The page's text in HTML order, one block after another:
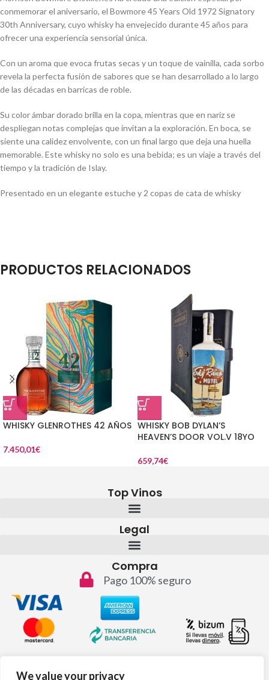
We value your privacy
conmemorar el aniversario, el Bowmore 45 Years Old 1972 Signatory
30th Anniversary, cuyo whisky ha envejecido durante 45 años para
ofrecer una experiencia sensorial única.
Con un aroma que evoca frutas secas y un toque de vainilla, cada sorbo
revela la perfecta fusión de sabores que se han desarrollado a lo largo
de las décadas en barricas de roble.
Su color ámbar dorado brilla en la copa, mientras que en nariz se
despliegan notas complejas que invitan a la exploración. En boca, se
siente una calidez envolvente, con un final largo que deja una huella
memorable. Este whisky no solo es una bebida; es un viaje a través del
tiempo y la tradición de Islay.
Presentado en un elegante estuche y 2 copas de cata de whisky
PRODUCTOS RELACIONADOS
WHISKY GLENROTHES 42 AÑOS
7.450,01€
WHISKY BOB DYLAN’S
HEAVEN’S DOOR VOL.V 18YO
659,74€
Top Vinos
Legal
Compra
Pago 100% seguro